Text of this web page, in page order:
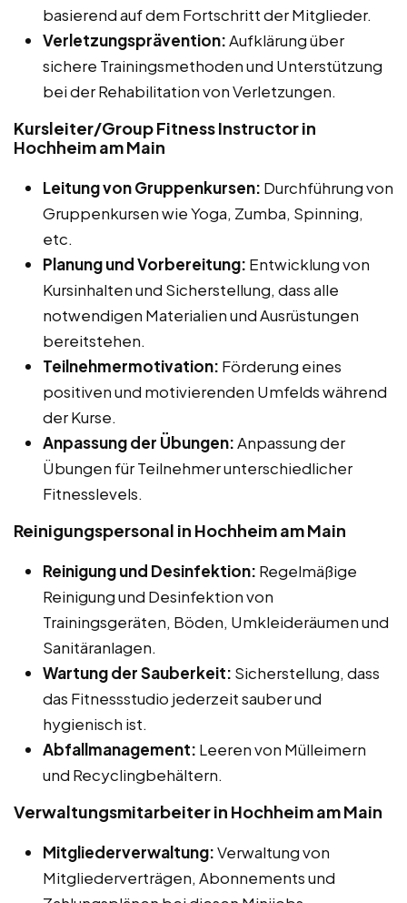
basierend auf dem Fortschritt der Mitglieder.
Verletzungsprävention:Aufklärung über
sichere Trainingsmethoden und Unterstützung
bei der Rehabilitation von Verletzungen.
Kursleiter/Group Fitness Instructor in
Hochheim am Main
Leitung von Gruppenkursen: Durchführung von
Gruppenkursen wie Yoga, Zumba, Spinning,
etc.
Planung und Vorbereitung: Entwicklung von
Kursinhalten und Sicherstellung, dass alle
notwendigen Materialien und Ausrüstungen
bereitstehen.
Teilnehmermotivation: Förderung eines
positiven und motivierenden Umfelds während
der Kurse.
Anpassung der Übungen:Anpassung der
Übungen für Teilnehmer unterschiedlicher
Fitnesslevels.
Reinigungspersonal in Hochheim am Main
Reinigung und Desinfektion: Regelmäßige
Reinigung und Desinfektion von
Trainingsgeräten, Böden, Umkleideräumen und
Sanitäranlagen.
Wartung der Sauberkeit: Sicherstellung, dass
das Fitnessstudio jederzeit sauber und
hygienisch ist.
Abfallmanagement: Leeren von Mülleimern
und Recyclingbehältern.
Verwaltungsmitarbeiter in Hochheim am Main
Mitgliederverwaltung:Verwaltung von
Mitgliederverträgen, Abonnements und